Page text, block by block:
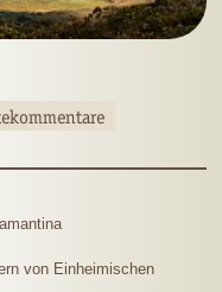
von Einheimischen